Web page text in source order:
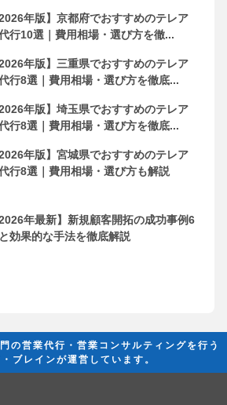
2026年版】京都府でおすすめのテレア
行10選｜費用相場・選び方を徹...
2026年版】三重県でおすすめのテレア
行8選｜費用相場・選び方を徹底...
2026年版】埼玉県でおすすめのテレア
行8選｜費用相場・選び方を徹底...
2026年版】宮城県でおすすめのテレア
行8選｜費用相場・選び方も解説
2026年最新】新規顧客開拓の成功事例6
効果的な手法を徹底解説
の営業代行・営業コンサルティングを行う
ブレインが運営しています。